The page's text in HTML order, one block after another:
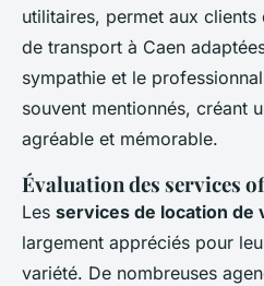
utilitaires, permet aux
de transport à Caen
sympathie et le
souvent mentionnés, créant
agréable et mémorable.
Évaluation des services
Les services de location de
largement appréciés pour
variété. De nombreuses